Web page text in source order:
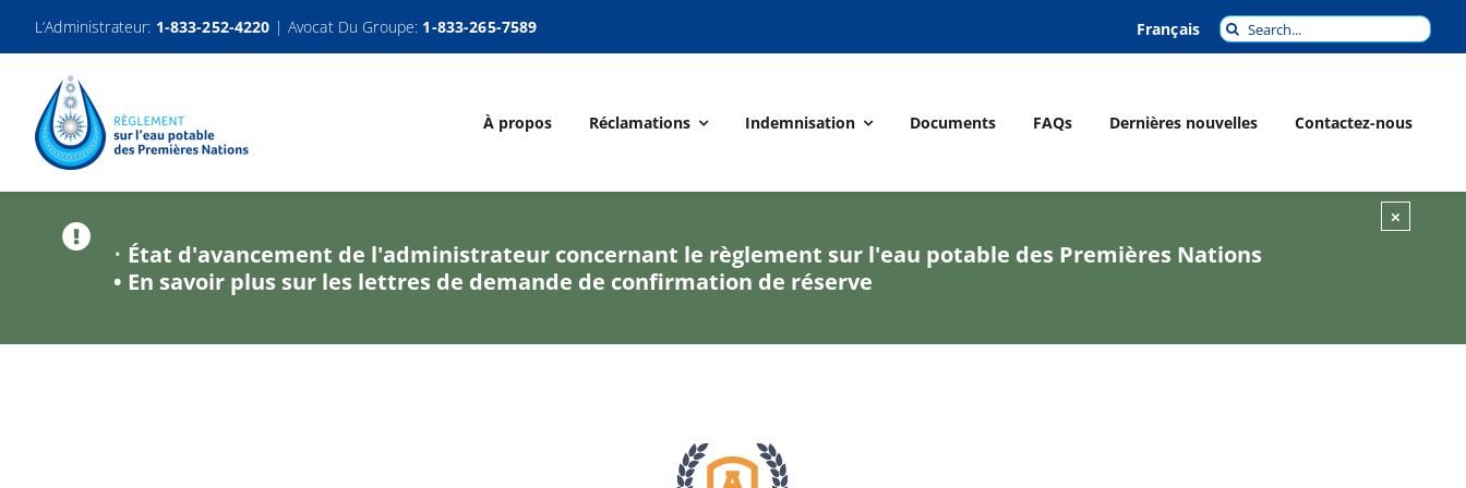
Passer
au
contenu
L’Administrateur: 1-833-252-4220 | Avocat Du Groupe: 1-833-265-7589 Français
Recherche
pour
À propos Réclamations Indemnisation Documents FAQs Dernières nouvelles Contactez-nous
• État d'avancement de l'administrateur concernant le règlement sur l'eau potable des Premières Nations
• En savoir plus sur les lettres de demande de confirmation de réserve
×